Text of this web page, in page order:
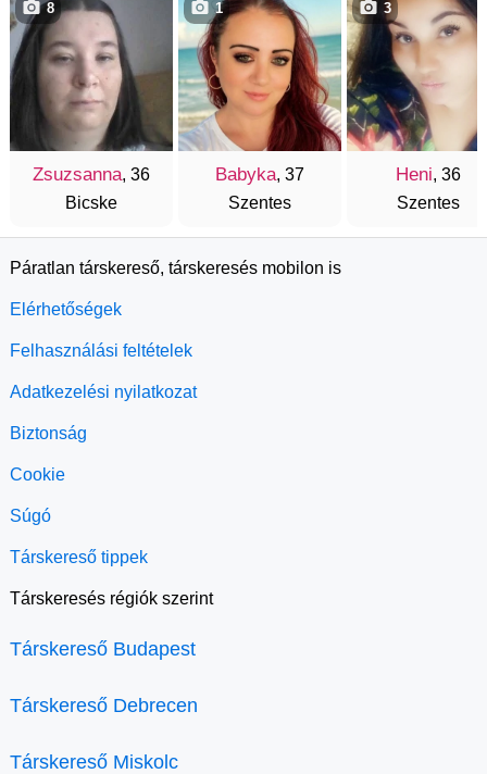
Zsuzsanna, 36
Bicske
8
Babyka, 37
Szentes
1
Heni, 36
Szentes
3
Páratlan társkereső, társkeresés mobilon is
Elérhetőségek
Felhasználási feltételek
Adatkezelési nyilatkozat
Biztonság
Cookie
Súgó
Társkereső tippek
Társkeresés régiók szerint
Társkereső Budapest
Társkereső Debrecen
Társkereső Miskolc